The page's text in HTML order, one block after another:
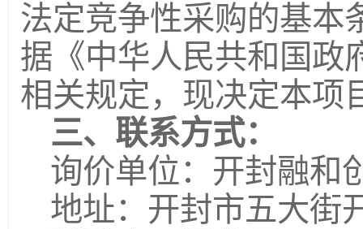
法定竞争性采购的基本
据《中华人民共和国政
相关规定，现决定本项
三、 联系方式：
询价单位：开封融和
地址：开封市五大街